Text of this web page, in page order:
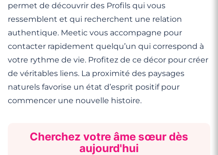
permet de découvrir des Profils qui vous
ressemblent et qui recherchent une relation
authentique. Meetic vous accompagne pour
contacter rapidement quelqu’un qui correspond à
votre rythme de vie. Profitez de ce décor pour créer
de véritables liens. La proximité des paysages
naturels favorise un état d’esprit positif pour
commencer une nouvelle histoire.
Cherchez votre âme sœur dès
aujourd'hui